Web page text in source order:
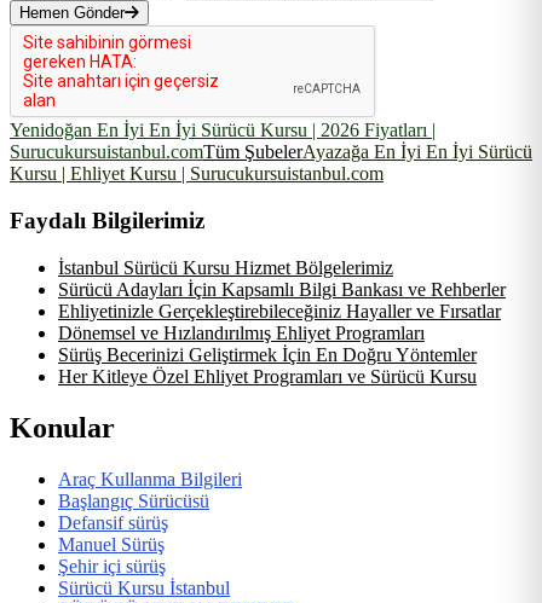
Hemen Gönder
Yenidoğan En İyi En İyi Sürücü Kursu | 2026 Fiyatları |
Surucukursuistanbul.comTüm ŞubelerAyazağa En İyi En İyi Sürücü
Kursu | Ehliyet Kursu | Surucukursuistanbul.com
Faydalı Bilgilerimiz
İstanbul Sürücü Kursu Hizmet Bölgelerimiz
Sürücü Adayları İçin Kapsamlı Bilgi Bankası ve Rehberler
Ehliyetinizle Gerçekleştirebileceğiniz Hayaller ve Fırsatlar
Dönemsel ve Hızlandırılmış Ehliyet Programları
Sürüş Becerinizi Geliştirmek İçin En Doğru Yöntemler
Her Kitleye Özel Ehliyet Programları ve Sürücü Kursu
Konular
Araç Kullanma Bilgileri
Başlangıç Sürücüsü
Defansif sürüş
Manuel Sürüş
Şehir içi sürüş
Sürücü Kursu İstanbul